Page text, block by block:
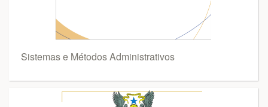
Sistemas e Métodos Administrativos